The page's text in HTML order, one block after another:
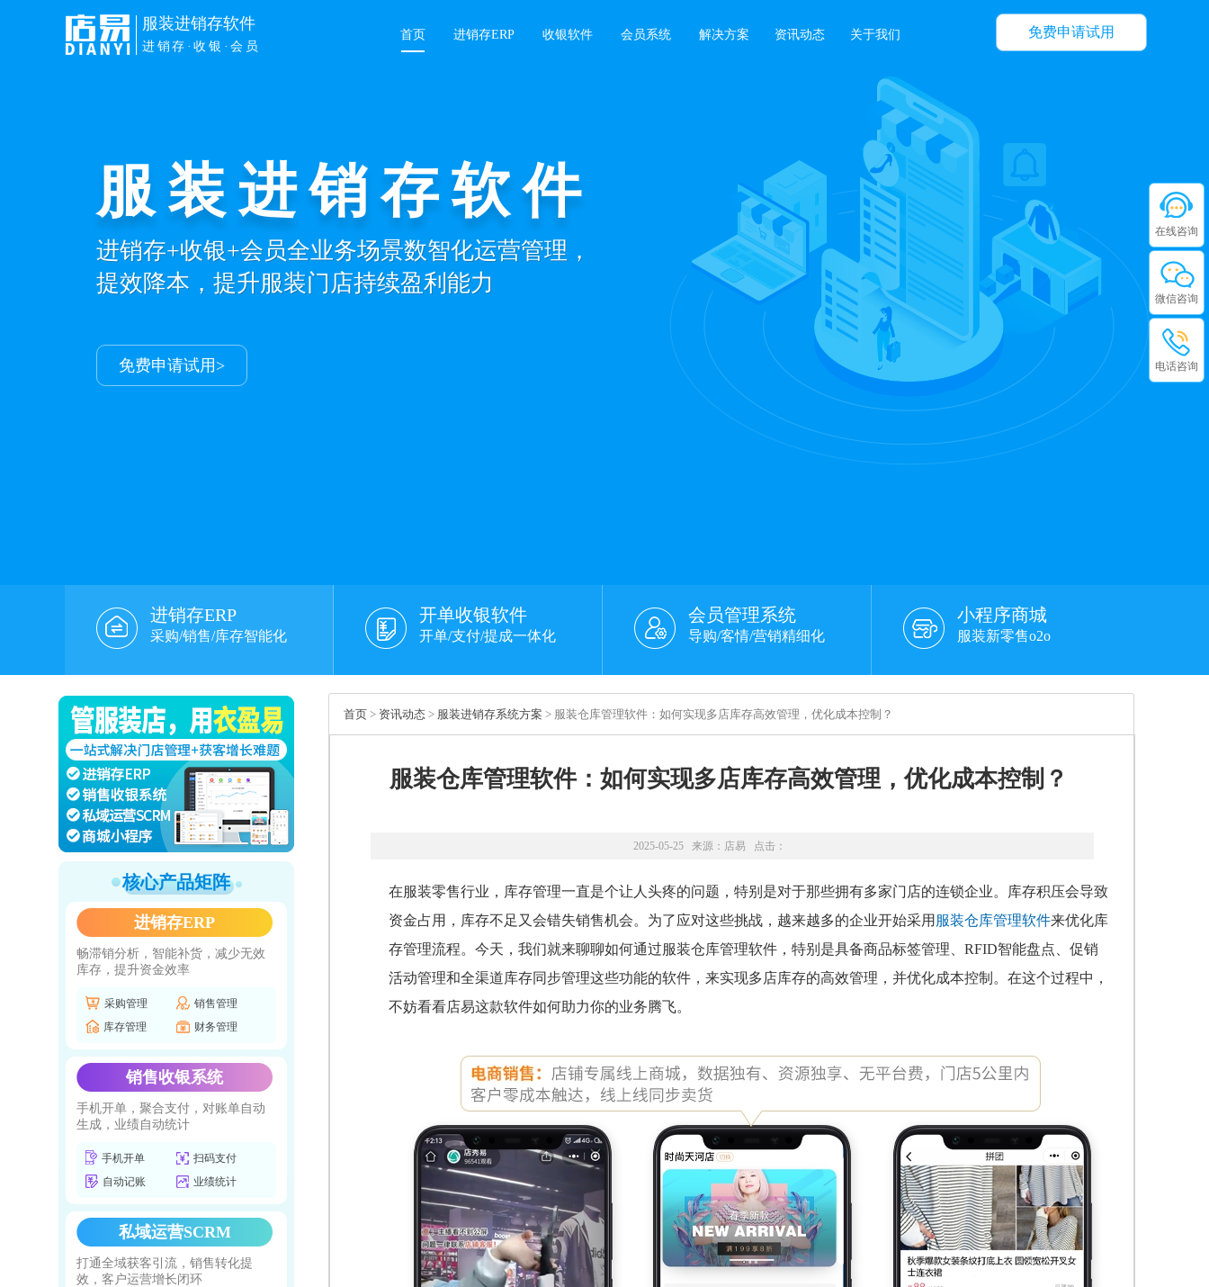
免费申请试用
服装进销存软件
进销存·收银·会员
首页 进销存ERP 收银软件 会员系统 解决方案 资讯动态 关于我们
服装进销存软件
进销存+收银+会员全业务场景数智化运营管理，
提效降本，提升服装门店持续盈利能力
免费申请试用>
进销存ERP
采购/销售/库存智能化
开单收银软件
开单/支付/提成一体化
会员管理系统
导购/客情/营销精细化
小程序商城
服装新零售o2o
核心产品矩阵
进销存ERP
畅滞销分析，智能补货，减少无效
库存，提升资金效率
采购管理
销售管理
库存管理
财务管理
销售收银系统
手机开单，聚合支付，对账单自动
生成，业绩自动统计
手机开单
扫码支付
自动记账
业绩统计
私域运营SCRM
打通全域获客引流，销售转化提
效，客户运营增长闭环
首页 > 资讯动态 > 服装进销存系统方案 > 服装仓库管理软件：如何实现多店库存高效管理，优化成本控制？
服装仓库管理软件：如何实现多店库存高效管理，优化成本控制？
2025-05-25 来源： 店易 点击：
在服装零售行业，库存管理一直是个让人头疼的问题，特别是对于那些拥有多家门店的连锁企业。库存积压会导致
资金占用，库存不足又会错失销售机会。为了应对这些挑战，越来越多的企业开始采用 服装仓库管理软件来优化库
存管理流程。今天，我们就来聊聊如何通过服装仓库管理软件，特别是具备商品标签管理、RFID智能盘点、促销
活动管理和全渠道库存同步管理这些功能的软件，来实现多店库存的高效管理，并优化成本控制。在这个过程中，
不妨看看店易这款软件如何助力你的业务腾飞。
在线咨询
微信咨询
电话咨询